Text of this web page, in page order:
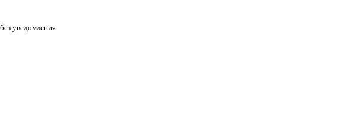
уведомления